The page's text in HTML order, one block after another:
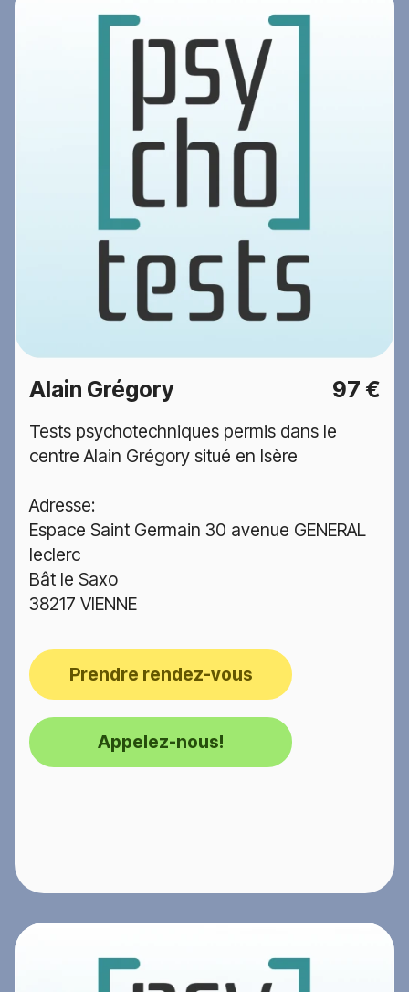
Alain Grégory 97 €
Tests psychotechniques permis dans le
centre Alain Grégory situé en Isère
Adresse:
Espace Saint Germain 30 avenue GENERAL
leclerc
Bât le Saxo
38217 VIENNE
Prendre rendez-vous
Appelez-nous!